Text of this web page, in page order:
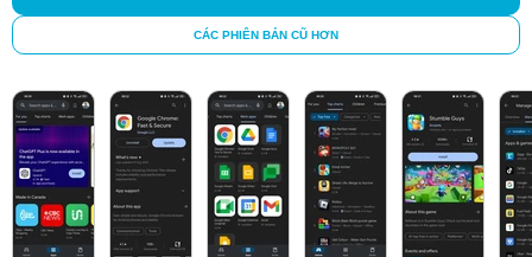
CÁC PHIÊN BẢN CŨ HƠN